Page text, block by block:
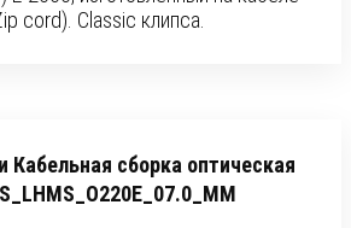
cord). Classic клипса.
Кабельная сборка оптическая